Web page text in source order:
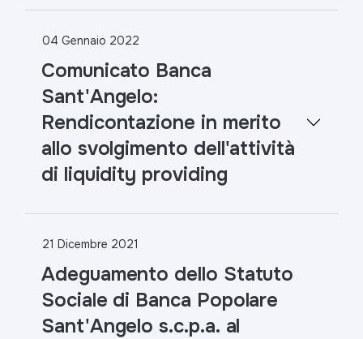
04 Gennaio 2022
Comunicato Banca
Sant'Angelo:
Rendicontazione in merito
allo svolgimento dell'attività
di liquidity providing
21 Dicembre 2021
Adeguamento dello Statuto
Sociale di Banca Popolare
Sant'Angelo s.c.p.a. al